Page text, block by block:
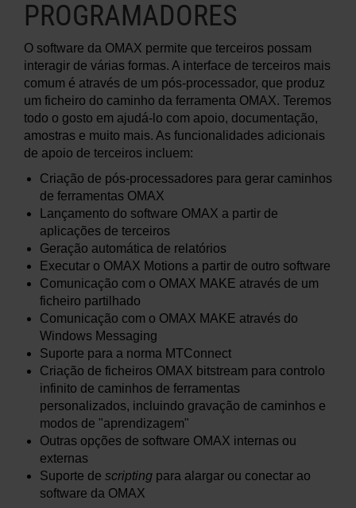
PROGRAMADORES
O software da OMAX permite que terceiros possam
interagir de várias formas. A interface de terceiros mais
comum é através de um pós-processador, que produz
um ficheiro do caminho da ferramenta OMAX. Teremos
todo o gosto em ajudá-lo com apoio, documentação,
amostras e muito mais. As funcionalidades adicionais
de apoio de terceiros incluem:
Criação de pós-processadores para gerar caminhos
de ferramentas OMAX
Lançamento do software OMAX a partir de
aplicações de terceiros
Geração automática de relatórios
Executar o OMAX Motions a partir de outro software
Comunicação com o OMAX MAKE através de um
ficheiro partilhado
Comunicação com o OMAX MAKE através do
Windows Messaging
Suporte para a norma MTConnect
Criação de ficheiros OMAX bitstream para controlo
infinito de caminhos de ferramentas
personalizados, incluindo gravação de caminhos e
modos de "aprendizagem"
Outras opções de software OMAX internas ou
externas
Suporte de scripting para alargar ou conectar ao
software da OMAX